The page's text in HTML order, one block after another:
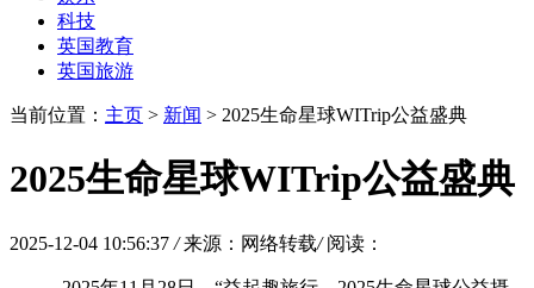
科技
英国教育
英国旅游
当前位置： 主页 > 新闻 > 2025生命星球WITrip公益盛典
2025生命星球WITrip公益盛典
2025-12-04 10:56:37 / 来源：网络转载/ 阅读：